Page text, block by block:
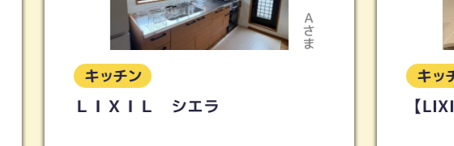
Ａさま
キッチン
ＬＩＸＩＬ シエラ
キッチン
【LIXIL】